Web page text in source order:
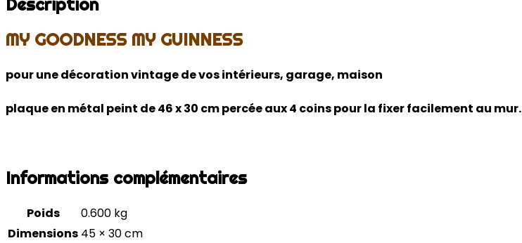
MY GOODNESS MY GUINNESS
pour une décoration vintage de vos intérieurs, garage, maison
plaque en métal peint de 46 x 30 cm percée aux 4 coins pour la fixer facilement au mur.
Informations complémentaires
Poids
0.600 kg
Dimensions 45 × 30 cm